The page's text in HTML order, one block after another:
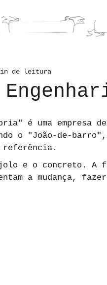
de leitura
é uma empresa
o "João-de-
referência.
e o concreto. A
a mudança,